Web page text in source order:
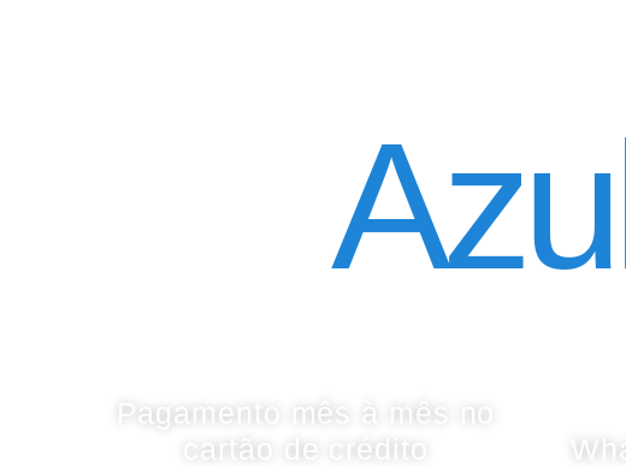
Pagamento mês à mês no
cartão de crédito